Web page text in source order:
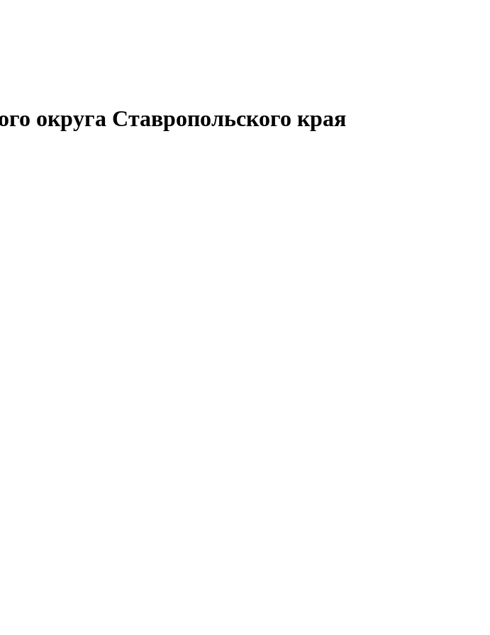
округа Ставропольского края